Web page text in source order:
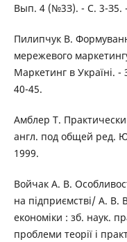
Вып. 4 (№3З). - С. 3-З5.
Пилипчук В.
мережевого
Маркетинг в Україні.
40-45.
Амблер Т.
англ. под общей ред.
1999.
Войчак А. В.
на підприємстві/ А.
економіки : зб. наук.
проблеми теорії і